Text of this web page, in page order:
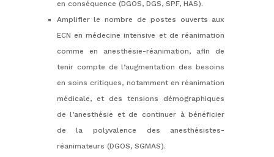
en conséquence (DGOS, DGS, SPF, HAS).
Amplifier le nombre de postes ouverts aux
ECN en médecine intensive et de réanimation
comme en anesthésie-réanimation, afin de
tenir compte de l’augmentation des besoins
en soins critiques, notamment en réanimation
médicale, et des tensions démographiques
de l’anesthésie et de continuer à bénéficier
de la polyvalence des anesthésistes-
réanimateurs (DGOS, SGMAS).